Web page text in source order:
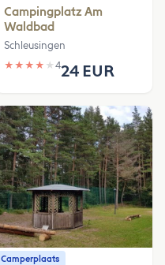
Campingplatz Am
Waldbad
Schleusingen
★ ★ ★ ★ ★ 424 EUR
Camperplaats